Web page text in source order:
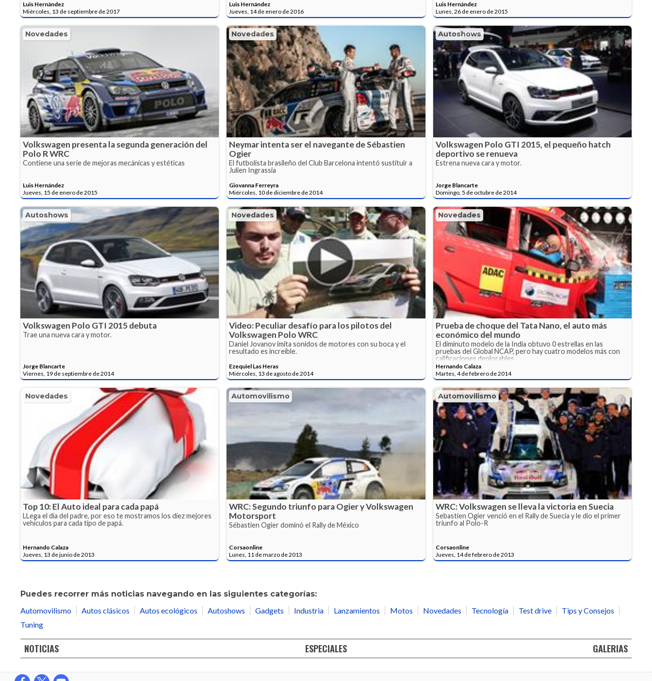
Luis Hernández
Miércoles, 13 de septiembre de 2017
Luis Hernández
Jueves, 14 de enero de 2016
Luis Hernández
Lunes, 26 de enero de 2015
Novedades
Volkswagen presenta la segunda generación del
Polo R WRC
Contiene una serie de mejoras mecánicas y estéticas
Luis Hernández
Jueves, 15 de enero de 2015
Novedades
Neymar intenta ser el navegante de Sébastien
Ogier
El futbolista brasileño del Club Barcelona intentó sustituir a
Julien Ingrassia
Giovanna Ferreyra
Miércoles, 10 de diciembre de 2014
Autoshows
Volkswagen Polo GTI 2015, el pequeño hatch
deportivo se renueva
Estrena nueva cara y motor.
Jorge Blancarte
Domingo, 5 de octubre de 2014
Autoshows
Volkswagen Polo GTI 2015 debuta
Trae una nueva cara y motor.
Jorge Blancarte
Viernes, 19 de septiembre de 2014
Novedades
Video: Peculiar desafío para los pilotos del
Volkswagen Polo WRC
Daniel Jovanov imita sonidos de motores con su boca y el
resultado es increíble.
Ezequiel Las Heras
Miércoles, 13 de agosto de 2014
Novedades
Prueba de choque del Tata Nano, el auto más
económico del mundo
El diminuto modelo de la India obtuvo 0 estrellas en las
pruebas del Global NCAP, pero hay cuatro modelos más con
calificaciones deplorables
Hernando Calaza
Martes, 4 de febrero de 2014
Novedades
Top 10: El Auto ideal para cada papá
LLega el día del padre, por eso te mostramos los diez mejores
vehículos para cada tipo de papá.
Hernando Calaza
Jueves, 13 de junio de 2013
Automovilismo
WRC: Segundo triunfo para Ogier y Volkswagen
Motorsport
Sébastien Ogier dominó el Rally de México
Corsaonline
Lunes, 11 de marzo de 2013
Automovilismo
WRC: Volkswagen se lleva la victoria en Suecia
Sebastien Ogier venció en el Rally de Suecia y le dio el primer
triunfo al Polo-R
Corsaonline
Jueves, 14 de febrero de 2013
Puedes recorrer más noticias navegando en las siguientes categorías:
Automovilismo
Autos clásicos Autos ecológicos Autoshows Gadgets Industria Lanzamientos Motos Novedades Tecnología Test drive
Tips y Consejos
Tuning
NOTICIAS ESPECIALES GALERIAS